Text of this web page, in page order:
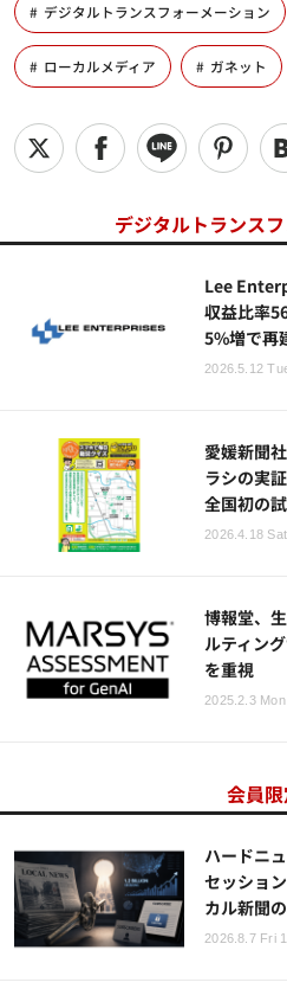
デジタルトランスフォーメーション
ローカルメディア ガネット
デジタルトランス
Lee
収益比率
5%増で再
2026.5.12
愛媛新聞
ラシの実
全国初の
2026.4.18
博報堂、
ルティン
を重視
2025.2.3
会員
ハードニ
セッショ
カル新聞
2026.8.7 Fri